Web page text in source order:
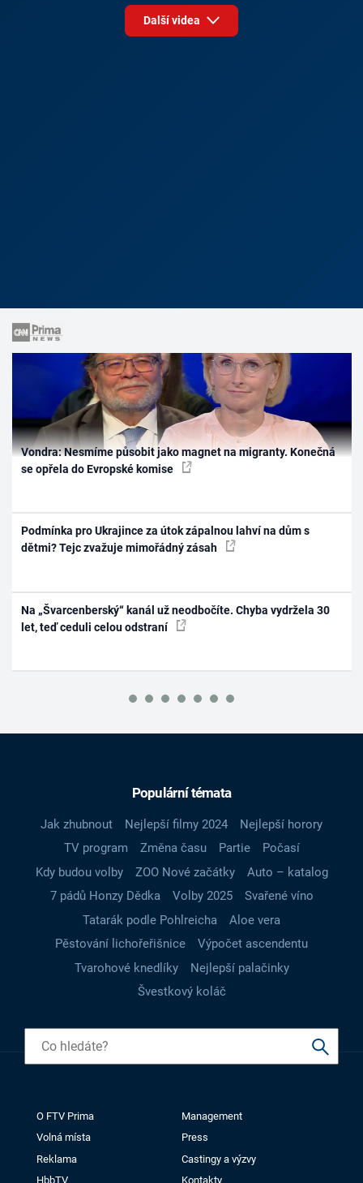
Další videa
Vondra: Nesmíme působit jako magnet na migranty. Konečná
se opřela do Evropské komise
Podmínka pro Ukrajince za útok zápalnou lahví na dům s
dětmi? Tejc zvažuje mimořádný zásah
Na „Švarcenberský“ kanál už neodbočíte. Chyba vydržela 30
let, teď ceduli celou odstraní
Populární témata
Jak zhubnout Nejlepší filmy 2024
Nejlepší horory
TV program
Změna času Partie
Počasí
Kdy budou volby
ZOO Nové začátky
Auto – katalog
7 pádů Honzy Dědka
Volby 2025
Svařené víno
Tatarák podle Pohlreicha
Aloe vera
Pěstování lichořeřišnice
Výpočet ascendentu
Tvarohové knedlíky
Nejlepší palačinky
Švestkový koláč
O FTV Prima
Management
Volná místa
Press
Reklama
Castingy a výzvy
HbbTV
Kontakty